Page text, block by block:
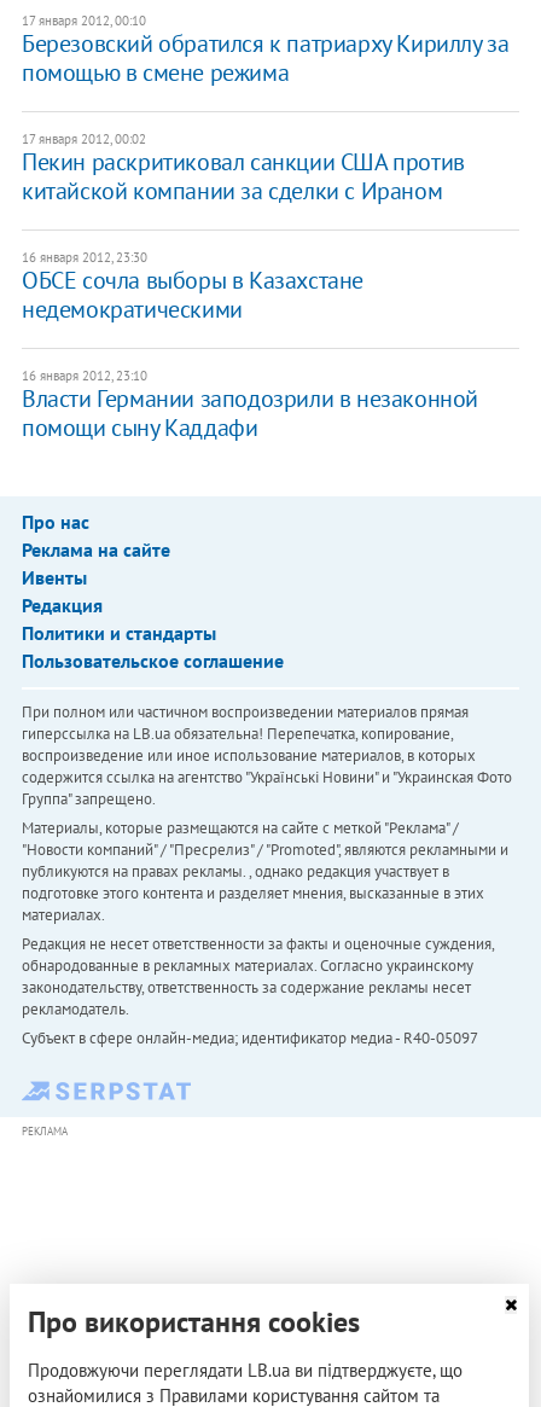
17 января 2012, 00:10
Березовский обратился к патриарху Кириллу за
помощью в смене режима
17 января 2012, 00:02
Пекин раскритиковал санкции США против
китайской компании за сделки с Ираном
16 января 2012, 23:30
ОБСЕ сочла выборы в Казахстане
недемократическими
16 января 2012, 23:10
Власти Германии заподозрили в незаконной
помощи сыну Каддафи
Про нас
Реклама на сайте
Ивенты
Редакция
Политики и стандарты
Пользовательское соглашение
При полном или частичном воспроизведении материалов прямая
гиперссылка на LB.ua обязательна! Перепечатка, копирование,
воспроизведение или иное использование материалов, в которых
содержится ссылка на агентство "Українськi Новини" и "Украинская Фото
Группа" запрещено.
Материалы, которые размещаются на сайте с меткой "Реклама" /
"Новости компаний" / "Пресрелиз" / "Promoted", являются рекламными и
публикуются на правах рекламы. , однако редакция участвует в
подготовке этого контента и разделяет мнения, высказанные в этих
материалах.
Редакция не несет ответственности за факты и оценочные суждения,
обнародованные в рекламных материалах. Согласно украинскому
законодательству, ответственность за содержание рекламы несет
рекламодатель.
Субъект в сфере онлайн-медиа; идентификатор медиа - R40-05097
РЕКЛАМА
Про використання cookies
Продовжуючи переглядати LB.ua ви підтверджуєте, що
ознайомилися з Правилами користування сайтом та